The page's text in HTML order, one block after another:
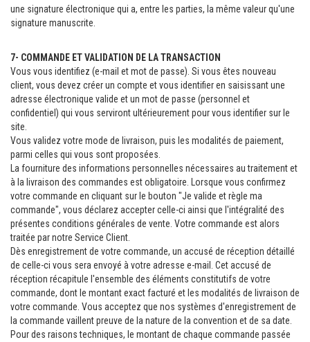
une signature électronique qui a, entre les parties, la même valeur qu'une
signature manuscrite.
7- COMMANDE ET VALIDATION DE LA TRANSACTION
Vous vous identifiez (e-mail et mot de passe). Si vous êtes nouveau
client, vous devez créer un compte et vous identifier en saisissant une
adresse électronique valide et un mot de passe (personnel et
confidentiel) qui vous serviront ultérieurement pour vous identifier sur le
site.
Vous validez votre mode de livraison, puis les modalités de paiement,
parmi celles qui vous sont proposées.
La fourniture des informations personnelles nécessaires au traitement et
à la livraison des commandes est obligatoire. Lorsque vous confirmez
votre commande en cliquant sur le bouton "Je valide et règle ma
commande", vous déclarez accepter celle-ci ainsi que l'intégralité des
présentes conditions générales de vente. Votre commande est alors
traitée par notre Service Client.
Dès enregistrement de votre commande, un accusé de réception détaillé
de celle-ci vous sera envoyé à votre adresse e-mail. Cet accusé de
réception récapitule l'ensemble des éléments constitutifs de votre
commande, dont le montant exact facturé et les modalités de livraison de
votre commande. Vous acceptez que nos systèmes d'enregistrement de
la commande vaillent preuve de la nature de la convention et de sa date.
Pour des raisons techniques, le montant de chaque commande passée